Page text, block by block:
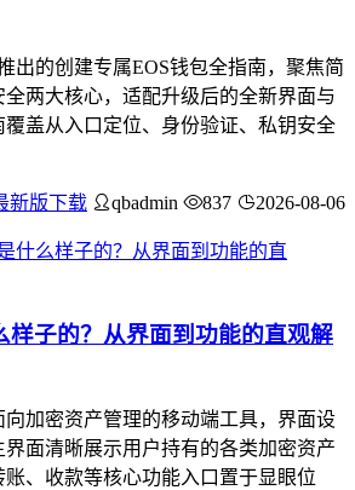
出的创建专属EOS钱包全指南，聚焦简
两大核心，适配升级后的全新界面与
盖从入口定位、身份验证、私钥安全
新版下载 qbadmin 837 2026-08-06
样子的？从界面到功能的直观解
向加密资产管理的移动端工具，界面设
面清晰展示用户持有的各类加密资产
账、收款等核心功能入口置于显眼位